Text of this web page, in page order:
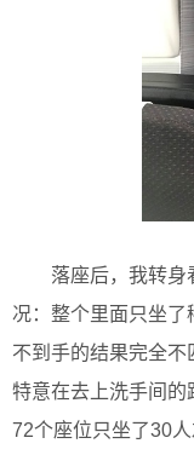
落座后，我转身
况：整个里面只坐了
不到手的结果完全
特意在去上洗手间
72个座位只坐了30